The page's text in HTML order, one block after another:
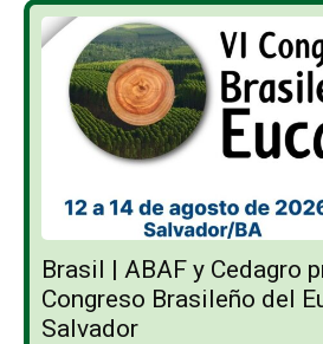
Brasil | ABAF y Cedagro
Congreso Brasileño del
Salvador